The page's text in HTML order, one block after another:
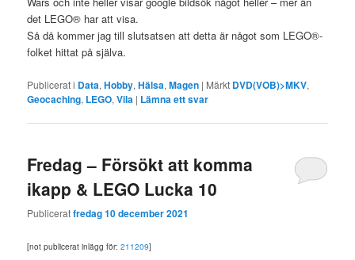
det LEGO® har att visa.
Så då kommer jag till slutsatsen att detta är något som LEGO®-
folket hittat på själva.
Publicerat i Data,Hobby,Hälsa,Magen | Märkt DVD(VOB)>MKV,
Geocaching, LEGO,Vila | Lämna ett svar
Fredag – Försökt att komma
ikapp & LEGO Lucka 10
Publiceratfredag 10 december 2021
[not publicerat inlägg för:211209]